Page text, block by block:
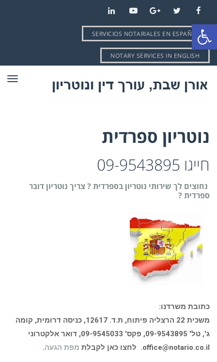
פתח סרגל נגישות
SERVICIOS NOTARIALES EN ESPAÑOL
NOTARY SERVICES IN ENGLISH
נוטריון ספרדית
חייגו 09-9543895
נחוצים לך שירותי נוטריון בספרדית ? צריך נוטריון דובר
ספרדית ?
כתובת משרדנו:
משכית 22 הרצליה פיתוח, ת.ד. 12617, כניסה דרומית, קומה
ג', טל' 09-9543895, פקס' 09-9545033, דואר אלקטרוני
office@notario.co.il.
לחצו כאן לקבלת מפת הגעה.